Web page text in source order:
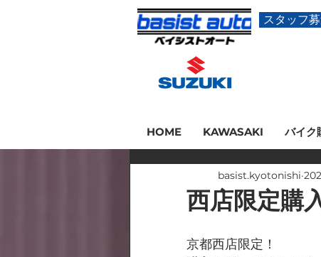
スタッフ募
HOME KAWASAKI バイク
西店限定購
basist.kyotonishi
京都西店限定！